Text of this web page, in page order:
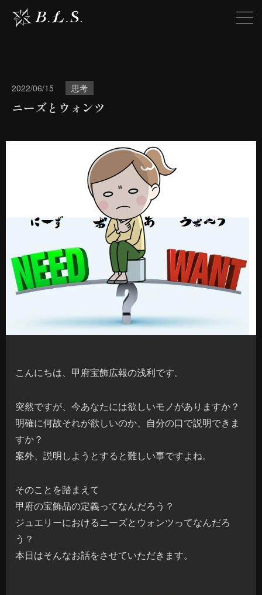
2022/06/15 思考
ニーズとウォンツ
こんにちは、甲府宝飾広報の浅利です。
突然ですが、今あなたには欲しいモノがありますか？
明確に何故それが欲しいのか、自分の口で説明できま
すか？
案外、説明しようとすると難しい事ですよね。
そのことを踏まえて
甲府の宝飾品の定義ってなんだろう？
ジュエリーにおけるニーズとウォンツってなんだろ
う？
本日はそんなお話をさせていただきます。